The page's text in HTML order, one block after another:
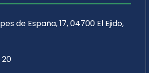
de España, 17, 04700 El Ejido,